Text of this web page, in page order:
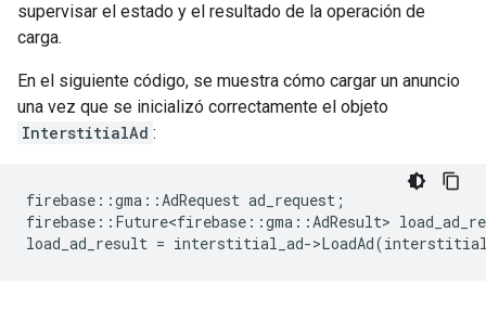
supervisar el estado y el resultado de la operación de
carga.
En el siguiente código, se muestra cómo cargar un anuncio
una vez que se inicializó correctamente el objeto
InterstitialAd :
firebase ::gma ::AdRequest ad_request ;
firebase :: Future<firebase ::gma ::AdResult>
load_ad_result = interstitial_ad->LoadAd(